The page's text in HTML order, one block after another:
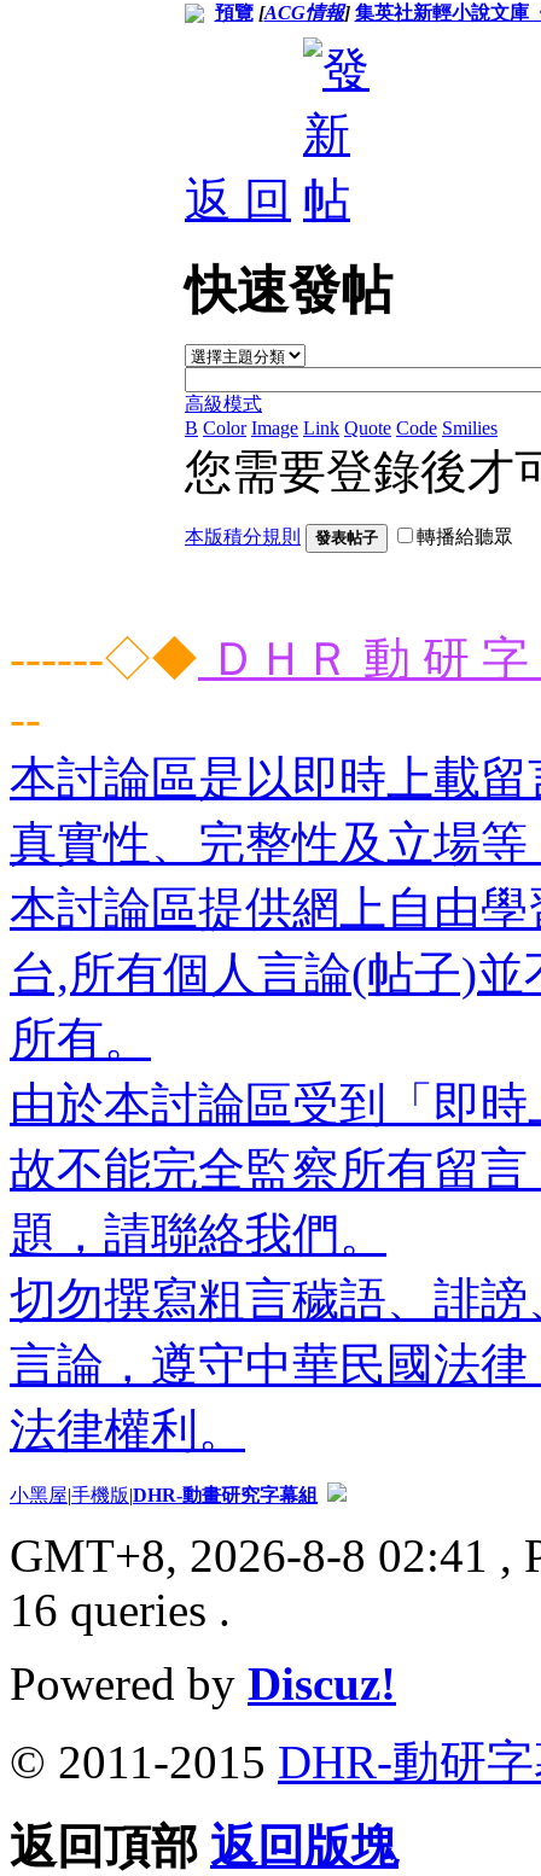
預覽 [ACG情報] 集英社新輕小說文庫
返 回
快速發帖
高級模式
B Color Image Link Quote Code Smilies
您需要登錄後才
本版積分規則 發表帖子 轉播給聽眾
------◇◆ ＤＨＲ 動 研
--
本討論區是以即時上載
真實性、完整性及立場
本討論區提供網上自由
台,所有個人言論(帖子)
所有。
由於本討論區受到「即
故不能完全監察所有留
題，請聯絡我們。
切勿撰寫粗言穢語、誹
言論，遵守中華民國法
法律權利。
小黑屋|手機版|DHR-動畫研究字幕組
GMT+8, 2026-8-8 02:41 ,
16 queries .
Powered by Discuz!
© 2011-2015 DHR-動研
返回頂部 返回版塊